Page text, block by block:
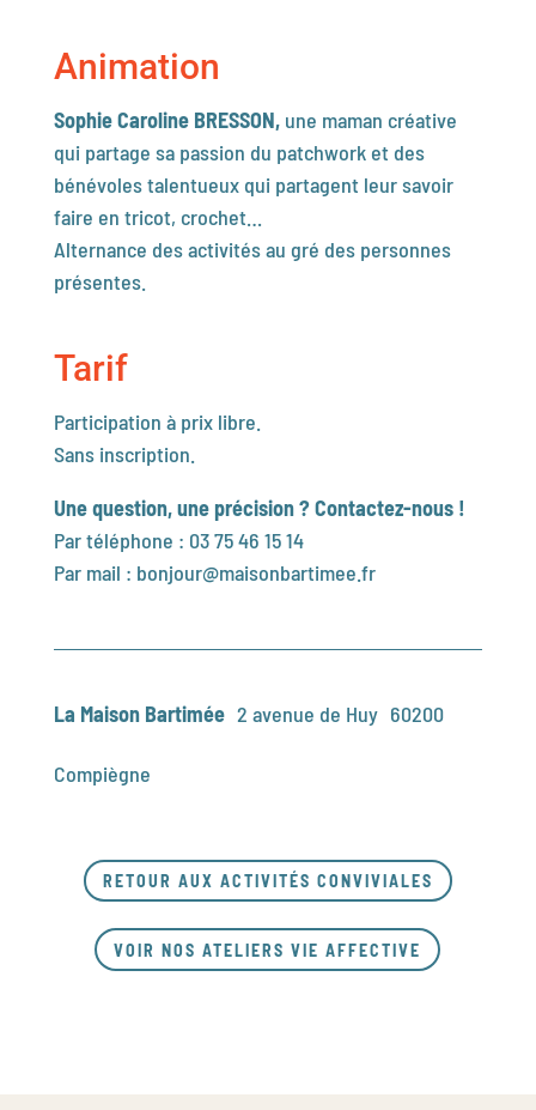
Animation
Sophie Caroline BRESSON, une maman créative
qui partage sa passion du patchwork et des
bénévoles talentueux qui partagent leur savoir
faire en tricot, crochet…
Alternance des activités au gré des personnes
présentes.
Tarif
Participation à prix libre.
Sans inscription.
Une question, une précision ? Contactez-nous !
Par téléphone : 03 75 46 15 14
Par mail : bonjour@maisonbartimee.fr
La Maison Bartimée 2 avenue de Huy 60200
Compiègne
RETOUR AUX ACTIVITÉS CONVIVIALES
VOIR NOS ATELIERS VIE AFFECTIVE